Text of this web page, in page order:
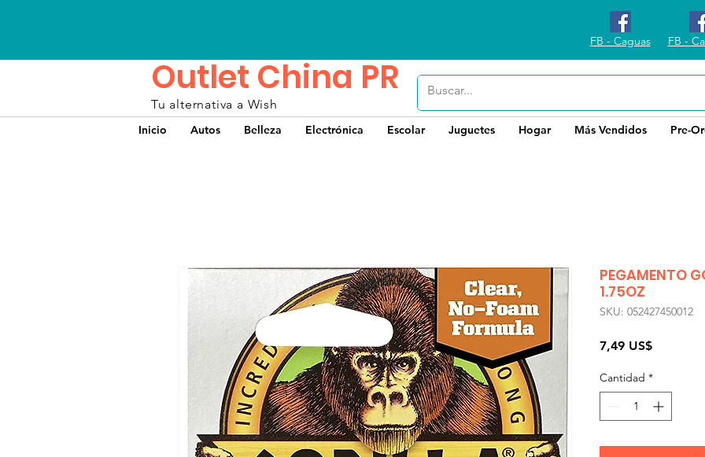
FB - Caguas FB -
Outlet China PR
Tu alternativa a Wish
Inicio Autos Belleza Electrónica Escolar Juguetes Hogar Más Vendidos Pre-
PEGAMENTO
1.75OZ
SKU: 052427450012
7,49 US$Precio
Cantidad *